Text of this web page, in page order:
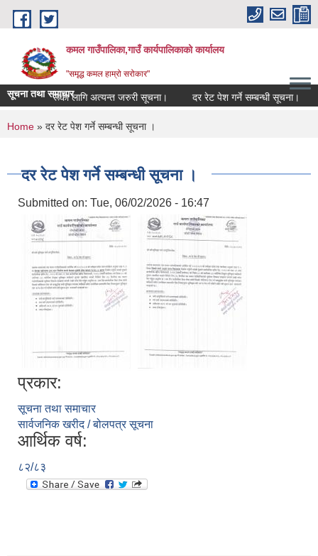
Skip to main content
कमल गाउँपालिका,गाउँ कार्यपालिकाको कार्यालय
"समृद्ध कमल हाम्रो सरोकार"
सूचना तथा समाचार
कृषकहरूका लागि अत्यन्त जरुरी सूचना। दर रेट पेश गर्ने सम्बन्धी सूचना।
You are here
Home » दर रेट पेश गर्ने सम्बन्धी सूचना ।
दर रेट पेश गर्ने सम्बन्धी सूचना ।
Submitted on: Tue, 06/02/2026 - 16:47
प्रकार:
सूचना तथा समाचार
सार्वजनिक खरीद / बोलपत्र सूचना
आर्थिक वर्ष:
८२/८३